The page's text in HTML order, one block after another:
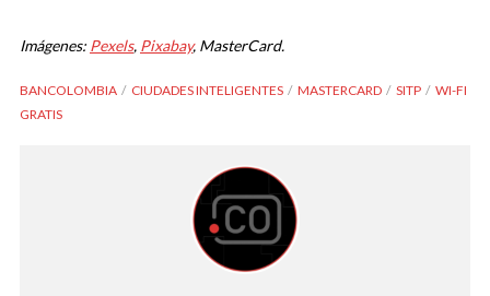
Imágenes: Pexels, Pixabay, MasterCard.
BANCOLOMBIA CIUDADES INTELIGENTES MASTERCARD SITP
WI-FI
GRATIS